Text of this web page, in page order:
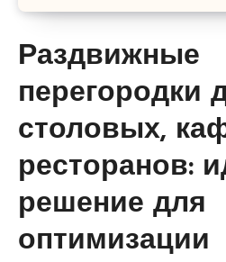
Раздвижные
перегородки
столовых,
ресторанов:
решение для
оптимизации